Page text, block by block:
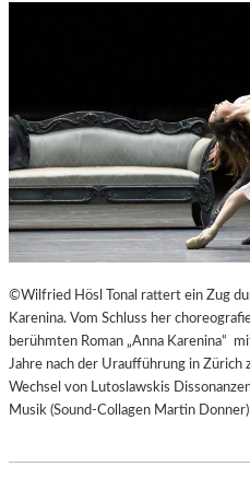
©Wilfried Hösl Tonal rattert ein Zug
Karenina. Vom Schluss her
berühmten Roman „Anna Karenina“
Jahre nach der Uraufführung in Zürich
Wechsel von Lutoslawskis
Musik (Sound-Collagen Martin